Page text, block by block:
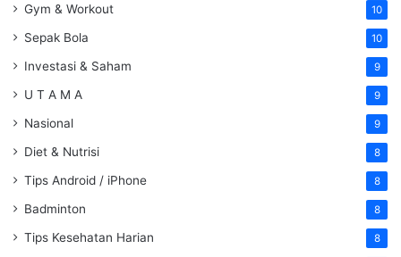
Gym & Workout 10
Sepak Bola 10
Investasi & Saham 9
U T A M A 9
Nasional 9
Diet & Nutrisi 8
Tips Android / iPhone 8
Badminton 8
Tips Kesehatan Harian 8